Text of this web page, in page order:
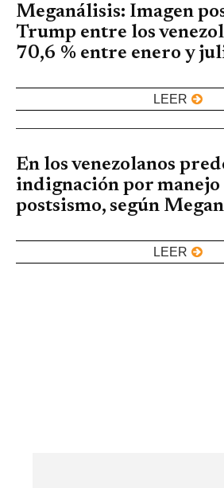
Meganálisis: Imagen
Trump entre los
70,6 % entre enero y
LEER
En los venezolanos
indignación por manejo
postsismo, según
LEER